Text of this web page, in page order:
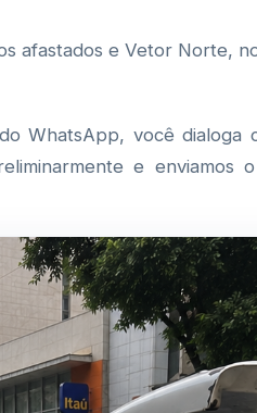
afastados e Vetor Norte,
WhatsApp, você dialoga
e enviamos